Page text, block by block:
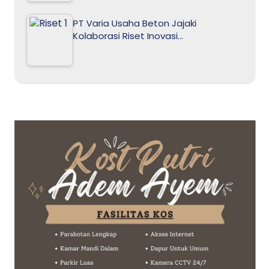
PT Varia Usaha Beton Jajaki
Kolaborasi Riset Inovasi…